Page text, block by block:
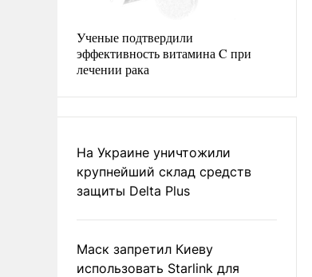
Ученые подтвердили
эффективность витамина C при
лечении рака
На Украине уничтожили
крупнейший склад средств
защиты Delta Plus
Маск запретил Киеву
использовать Starlink для